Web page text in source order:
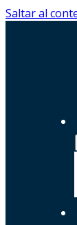
Saltar al